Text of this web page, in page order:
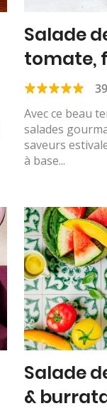
Salade
tomate,
Avec ce beau
salades
saveurs
à base...
Salade
&